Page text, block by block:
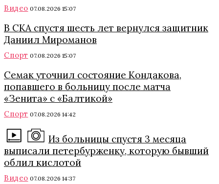
Видео 07.08.2026 15:07
В СКА спустя шесть лет вернулся защитник
Даниил Мироманов
Спорт 07.08.2026 15:07
Семак уточнил состояние Кондакова,
попавшего в больницу после матча
«Зенита» с «Балтикой»
Спорт 07.08.2026 14:42
Из больницы спустя 3 месяца
выписали петербурженку, которую бывший
облил кислотой
Видео 07.08.2026 14:37